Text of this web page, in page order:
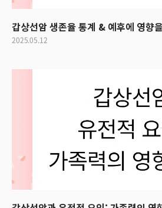
갑상선암 생존율 통계 & 예후에 영향
2025.05.12